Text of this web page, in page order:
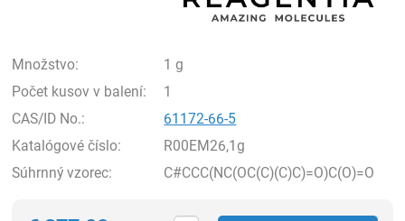
Množstvo:
1 g
Počet kusov v balení:
1
CAS/ID No.:
61172-66-5
Katalógové číslo:
R00EM26,1g
Súhrnný vzorec:
C#CCC(NC(OC(C)(C)C)=O)C(O)=O